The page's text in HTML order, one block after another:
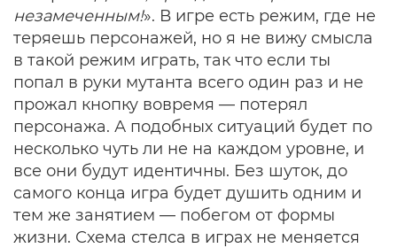
незамеченным!». В игре есть режим, где не
теряешь персонажей, но я не вижу смысла
в такой режим играть, так что если ты
попал в руки мутанта всего один раз и не
прожал кнопку вовремя — потерял
персонажа. А подобных ситуаций будет по
несколько чуть ли не на каждом уровне, и
все они будут идентичны. Без шуток, до
самого конца игра будет душить одним и
тем же занятием — побегом от формы
жизни. Схема стелса в играх не меняется